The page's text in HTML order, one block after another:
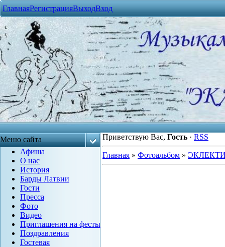
ГлавнаяРегистрацияВыходВход
Меню сайта
Афиша
О нас
История
Барды Латвии
Гости
Пресса
Фото
Видео
Приглашения на фесты
Поздравления
Гостевая
Приветствую Вас, Гость · RSS
Главная » Фотоальбом »